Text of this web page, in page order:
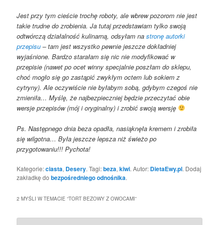
Jest przy tym cieście trochę roboty, ale wbrew pozorom nie jest
takie trudne do zrobienia. Ja tutaj przedstawiam tylko swoją
odtwórczą działalność kulinarną, odsyłam nastronę autorki
przepisu – tam jest wszystko pewnie jeszcze dokładniej
wyjaśnione. Bardzo starałam się nic nie modyfikować w
przepisie (nawet po ocet winny specjalnie poszłam do sklepu,
choć mogło się go zastąpić zwykłym octem lub sokiem z
cytryny). Ale oczywiście nie byłabym sobą, gdybym czegoś nie
zmieniła… Myślę, że najbezpieczniej będzie przeczytać obie
wersje przepisów (mój i oryginalny) i zrobić swoją wersję
Ps. Następnego dnia beza opadła, nasiąknęła kremem i zrobiła
się wilgotna… Była jeszcze lepsza niż świeżo po
przygotowaniu!!! Pychota!
Kategorie:ciasta, Desery. Tagi:beza,kiwi. Autor: DietaEwy.pl. Dodaj
zakładkę dobezpośredniego odnośnika.
2 MYŚLI W TEMACIE “TORT BEZOWY Z OWOCAMI”